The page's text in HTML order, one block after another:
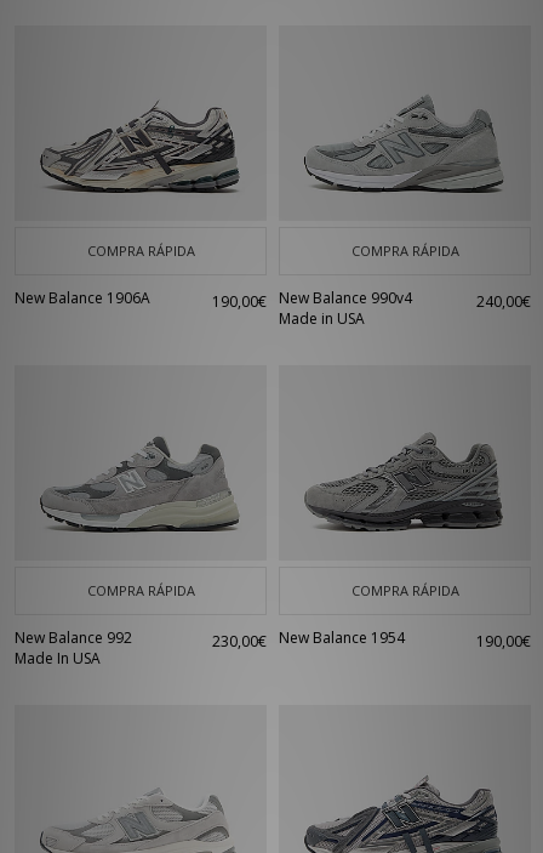
COMPRA RÁPIDA
New Balance 1906A 190,00€
COMPRA RÁPIDA
New Balance 990v4
Made in USA
240,00€
COMPRA RÁPIDA
New Balance 992
Made In USA
230,00€
COMPRA RÁPIDA
New Balance 1954 190,00€